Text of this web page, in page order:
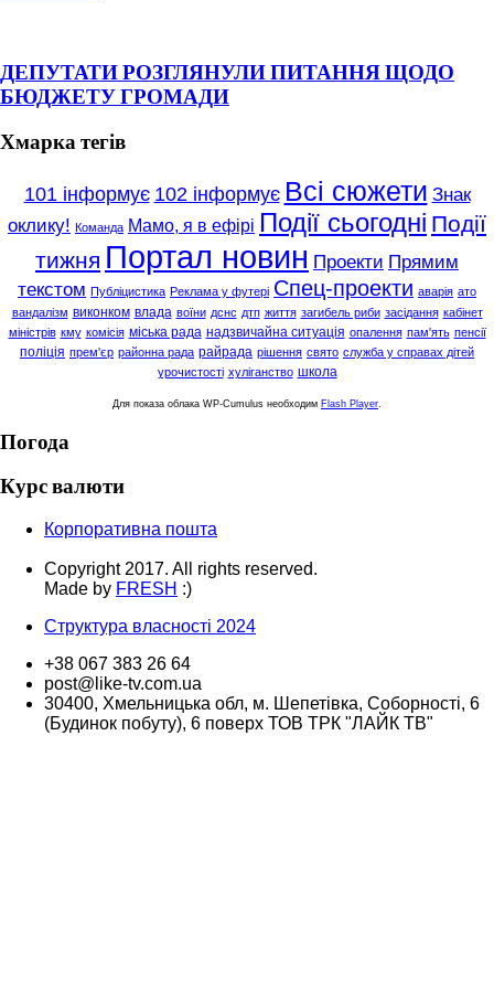
ДЕПУТАТИ РОЗГЛЯНУЛИ ПИТАННЯ ЩОДО
БЮДЖЕТУ ГРОМАДИ
Хмарка тегів
101 інформує 102 інформує Всі сюжети Знак
оклику! Команда Мамо, я в ефірі Події сьогодні Події
тижня Портал новин Проекти Прямим
текстом Публіцистика Реклама у футері Спец-проекти аварія ато
вандалізм виконком влада воїни дснс дтп життя загибель риби засідання кабінет
міністрів кму комісія міська рада надзвичайна ситуація опалення пам'ять пенсії
поліція прем'єр районна рада райрада рішення свято служба у справах дітей
урочистості хуліганство школа
Для показа облака WP-Cumulus необходим Flash Player
Погода
Курс валюти
Корпоративна пошта
Copyright 2017. All rights reserved.
Made by FRESH :)
Структура власності 2024
+38 067 383 26 64
post@like-tv.com.ua
30400, Хмельницька обл, м. Шепетівка, Соборності, 6
(Будинок побуту), 6 поверх ТОВ ТРК "ЛАЙК ТВ"